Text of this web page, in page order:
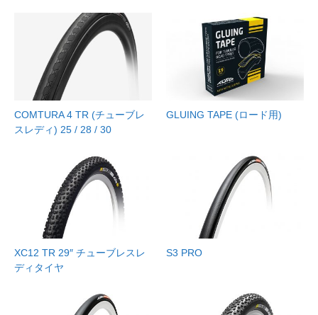
COMTURA 4 TR (チューブレ
スレディ) 25 / 28 / 30
GLUING TAPE (ロード用)
XC12 TR 29″ チューブレスレ
ディタイヤ
S3 PRO